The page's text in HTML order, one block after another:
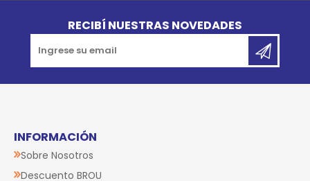
RECIBÍ NUESTRAS NOVEDADES
INFORMACIÓN
Sobre Nosotros
Descuento BROU